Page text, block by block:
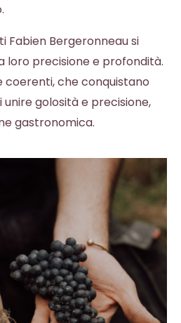
Fabien Bergeronneau si
loro precisione e profondità.
coerenti, che conquistano
golosità e precisione,
gastronomica.